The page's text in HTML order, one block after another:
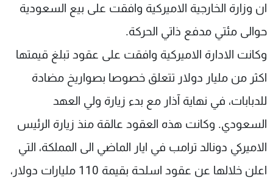
ان وزارة الخارجية الاميركية وافقت على بيع السعودية
حوالى مئتي مدفع ذاتي الحركة.
وكانت الادارة الاميركية وافقت على عقود تبلغ قيمتها
اكثر من مليار دولار تتعلق خصوصا بصواريخ مضادة
للدبابات، في نهاية آذار مع بدء زيارة ولي العهد
السعودي. وكانت هذه العقود عالقة منذ زيارة الرئيس
الاميركي دونالد ترامب في ايار الماضي الى المملكة، التي
اعلن خلالها عن عقود اسلحة بقيمة 110 مليارات دولار،